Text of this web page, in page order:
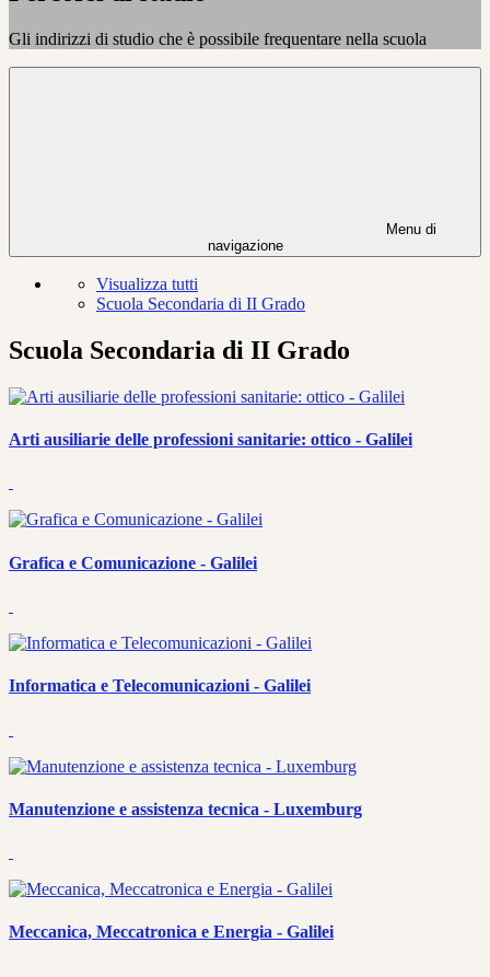
Gli indirizzi di studio che è possibile frequentare nella scuola
Menu di
navigazione
Visualizza tutti
Scuola Secondaria di II Grado
Scuola Secondaria di II Grado
Arti ausiliarie delle professioni sanitarie: ottico - Galilei
Grafica e Comunicazione - Galilei
Informatica e Telecomunicazioni - Galilei
Manutenzione e assistenza tecnica - Luxemburg
Meccanica, Meccatronica e Energia - Galilei